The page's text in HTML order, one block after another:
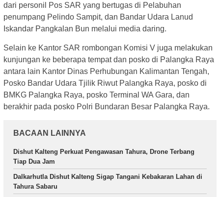
dari personil Pos SAR yang bertugas di Pelabuhan
penumpang Pelindo Sampit, dan Bandar Udara Lanud
Iskandar Pangkalan Bun melalui media daring.
Selain ke Kantor SAR rombongan Komisi V juga melakukan
kunjungan ke beberapa tempat dan posko di Palangka Raya
antara lain Kantor Dinas Perhubungan Kalimantan Tengah,
Posko Bandar Udara Tjilik Riwut Palangka Raya, posko di
BMKG Palangka Raya, posko Terminal WA Gara, dan
berakhir pada posko Polri Bundaran Besar Palangka Raya.
BACAAN LAINNYA
Dishut Kalteng Perkuat Pengawasan Tahura, Drone Terbang
Tiap Dua Jam
Dalkarhutla Dishut Kalteng Sigap Tangani Kebakaran Lahan di
Tahura Sabaru